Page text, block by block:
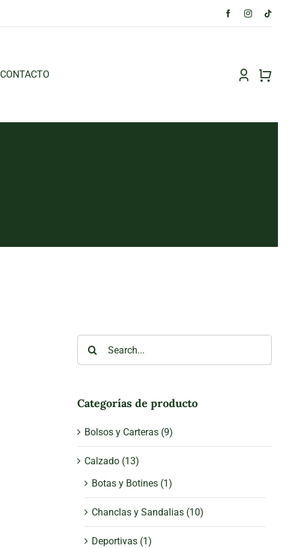
CONTACTO
Categorías de producto
Bolsos y Carteras (9)
Calzado (13)
Botas y Botines (1)
Chanclas y Sandalias (10)
Deportivas (1)